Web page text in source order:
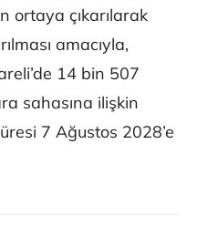
ortaya çıkarılarak
amacıyla,
14 bin 507
sahasına ilişkin
7 Ağustos 2028’e